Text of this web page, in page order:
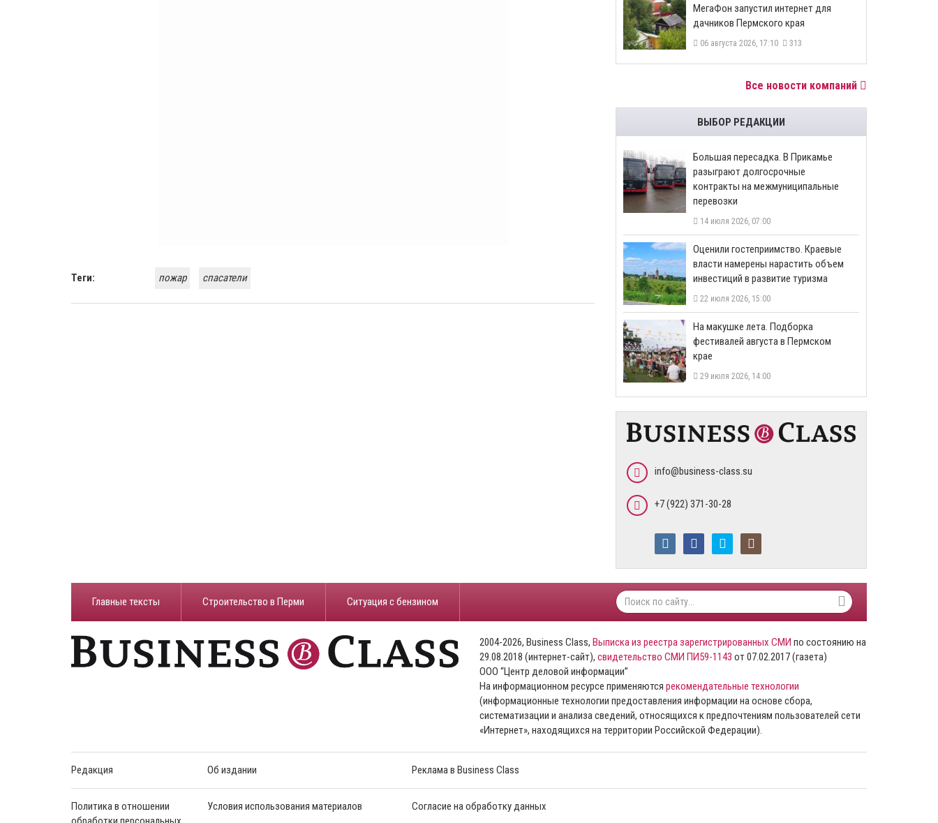
Теги: пожар спасатели
МегаФон запустил интернет для
дачников Пермского края
06 августа 2026, 17:10 313
Все новости компаний
ВЫБОР РЕДАКЦИИ
Большая пересадка. В Прикамье
разыграют долгосрочные
контракты на межмуниципальные
перевозки
14 июля 2026, 07:00
Оценили гостеприимство. Краевые
власти намерены нарастить объем
инвестиций в развитие туризма
22 июля 2026, 15:00
На макушке лета. Подборка
фестивалей августа в Пермском
крае
29 июля 2026, 14:00
info@business-class.su
+7 (922) 371-30-28
Главные тексты Строительство в Перми ​Ситуация с бензином
2004-2026, Business Class, Выписка из реестра зарегистрированных СМИ по состоянию на
29.08.2018 (интернет-сайт), свидетельство СМИ ПИ59-1143 от 07.02.2017 (газета)
ООО “Центр деловой информации”
На информационном ресурсе применяются рекомендательные технологии
(информационные технологии предоставления информации на основе сбора,
систематизации и анализа сведений, относящихся к предпочтениям пользователей сети
«Интернет», находящихся на территории Российской Федерации).
Редакция Об издании Реклама в Business Class
Политика в отношении
Условия использования материалов Согласие на обработку данных